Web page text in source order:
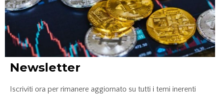
connessioni e cosa valutare?
6 Ottobre 2025
LEGGI TUTTO »
Newsletter
Iscriviti ora per rimanere aggiornato su tutti i temi inerenti